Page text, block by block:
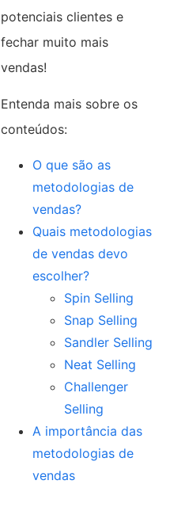
potenciais clientes e
fechar muito mais
vendas!
Entenda mais sobre os
conteúdos:
O que são as
metodologias de
vendas?
Quais metodologias
de vendas devo
escolher?
Spin Selling
Snap Selling
Sandler Selling
Neat Selling
Challenger
Selling
A importância das
metodologias de
vendas